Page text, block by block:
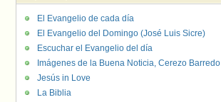
El Evangelio de cada día
El Evangelio del Domingo (José Luis Sicre)
Escuchar el Evangelio del día
Imágenes de la Buena Noticia, Cerezo Barredo
Jesús in Love
La Biblia